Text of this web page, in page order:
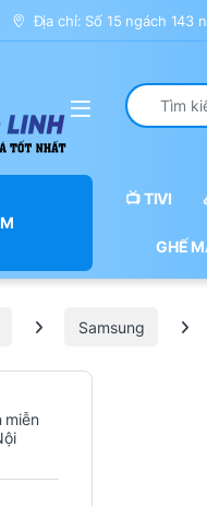
Địa chỉ: Số 15 ngách 143
Search for:
📺 TIVI
GHẾ
Samsung
miễn